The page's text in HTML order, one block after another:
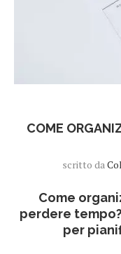
COME
scritto da
Come
perdere
per